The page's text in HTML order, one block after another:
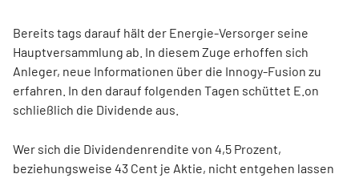
Bereits tags darauf hält der Energie-Versorger seine
Hauptversammlung ab. In diesem Zuge erhoffen sich
Anleger, neue Informationen über die Innogy-Fusion zu
erfahren. In den darauf folgenden Tagen schüttet E.on
schließlich die Dividende aus.
Wer sich die Dividendenrendite von 4,5 Prozent,
beziehungsweise 43 Cent je Aktie, nicht entgehen lassen